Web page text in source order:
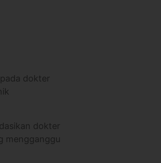
dokter
dokter
mengganggu